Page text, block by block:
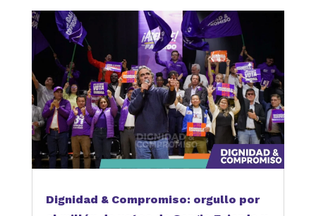
Dignidad & Compromiso: orgullo por